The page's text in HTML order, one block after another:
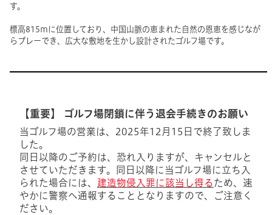
す。
標高815ｍに位置しており、中国山脈の恵まれた自然の恩恵を感じなが
らプレーでき、広大な敷地を生かし設計されたゴルフ場です。
【重要】 ゴルフ場閉鎖に伴う退会手続きのお願い
当ゴルフ場の営業は、2025年12月15日で終了致しま
した。
同日以降のご予約は、恐れ入りますが、キャンセルと
させていただきます。同日以降に当ゴルフ場に立ち入
られた場合には、 建造物侵入罪に該当し得るため、速
やかに警察へ通報することとなりますので、ご注意く
ださい。